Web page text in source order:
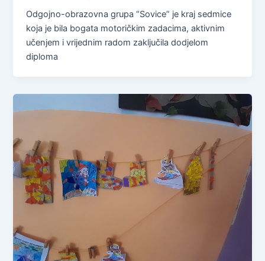
Odgojno-obrazovna grupa “Sovice” je kraj sedmice
koja je bila bogata motoričkim zadacima, aktivnim
učenjem i vrijednim radom zaključila dodjelom
diploma